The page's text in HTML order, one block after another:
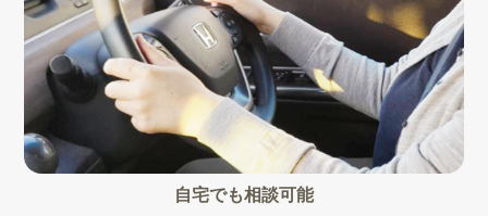
自宅でも相談可能